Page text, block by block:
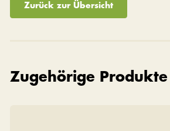
Zurück zur Übersicht
Zugehörige Produkte